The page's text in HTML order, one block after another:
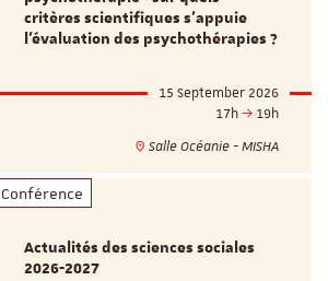
critères scientifiques s'appuie
l'évaluation des psychothérapies ?
15 September 2026
17h
19h
Salle Océanie - MISHA
Conférence
Actualités des sciences sociales
2026-2027